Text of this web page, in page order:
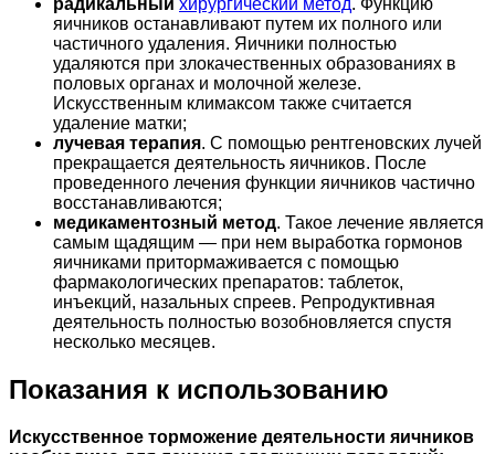
яичников останавливают путем их полного или
частичного удаления. Яичники полностью
удаляются при злокачественных образованиях в
половых органах и молочной железе.
Искусственным климаксом также считается
удаление матки;
лучевая терапия. С помощью рентгеновских лучей
прекращается деятельность яичников. После
проведенного лечения функции яичников частично
восстанавливаются;
медикаментозный метод. Такое лечение является
самым щадящим — при нем выработка гормонов
яичниками притормаживается с помощью
фармакологических препаратов: таблеток,
инъекций, назальных спреев. Репродуктивная
деятельность полностью возобновляется спустя
несколько месяцев.
Показания к использованию
Искусственное торможение деятельности яичников